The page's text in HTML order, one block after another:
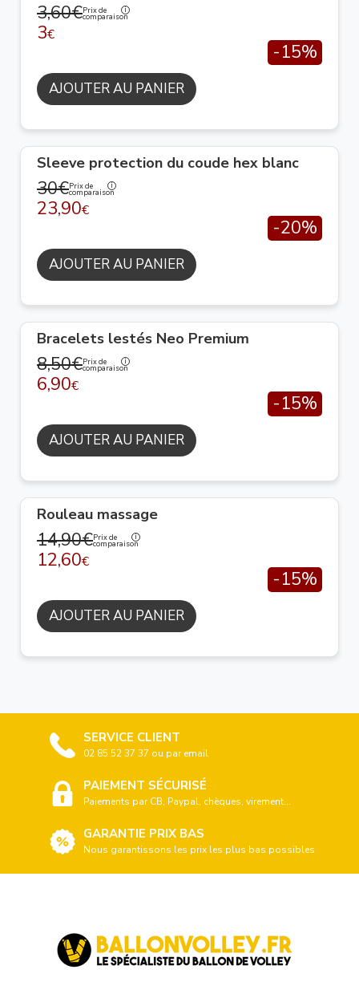
3,60€Prix de
comparaison
3€
-15%
AJOUTER AU PANIER
Sleeve protection du coude hex blanc
30€Prix de
comparaison
23,90€
-20%
AJOUTER AU PANIER
Bracelets lestés Neo Premium
8,50€Prix de
comparaison
6,90€
-15%
AJOUTER AU PANIER
Rouleau massage
14,90€Prix de
comparaison
12,60€
-15%
AJOUTER AU PANIER
SERVICE CLIENT
02 85 52 37 37 ou par email
PAIEMENT SÉCURISÉ
Paiements par CB, Paypal, chèques, virement...
GARANTIE PRIX BAS
Nous garantissons les prix les plus bas possibles